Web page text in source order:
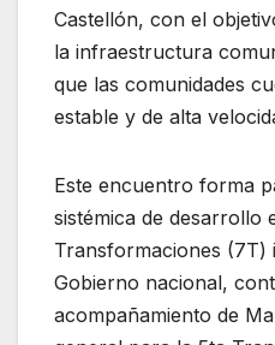
Castellón, con el
la infraestructura
que las comunidades
estable y de alta
Este encuentro forma
sistémica de desarrollo
Transformaciones (7T)
Gobierno nacional,
acompañamiento de